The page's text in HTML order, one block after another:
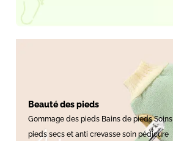
Beauté des pieds
Gommage des pieds Bains de pieds Soins
pieds secs et anti crevasse soin pédicure